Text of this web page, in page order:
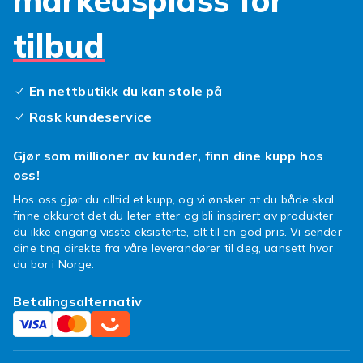
gjør dem perfekte for små hender som vil
utforske og eksperimentere.
skape sine egne små verdener? Med
byggeklossfigurer kan de bygge, rive ned og
underholdning. Utforsk vårt brede utvalg og
og la byggingen begynne!
tilbud
En nettbutikk du kan stole på
Rask kundeservice
Gjør som millioner av kunder, finn dine kupp hos
oss!
Hos oss gjør du alltid et kupp, og vi ønsker at du både skal
finne akkurat det du leter etter og bli inspirert av produkter
du ikke engang visste eksisterte, alt til en god pris. Vi sender
dine ting direkte fra våre leverandører til deg, uansett hvor
du bor i Norge.
Betalingsalternativ